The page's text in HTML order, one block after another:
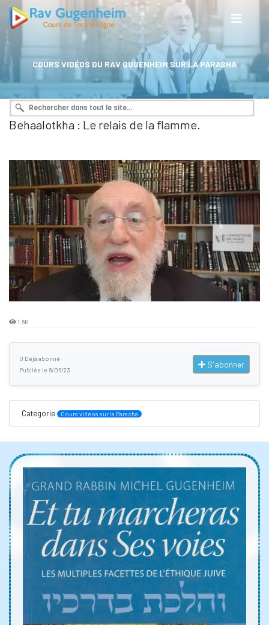
COURS VIDÉOS DU RAV GUGENHEIM SUR LA PARASHA
Behaalotkha : Le relais de la flamme.
1.6K
0 Déjà abonné
Publiée le 6/06/23
S'abonner
Categorie Cours vidéos sur la Paracha